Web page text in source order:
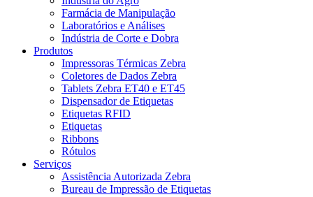
Farmácia de Manipulação
Laboratórios e Análises
Indústria de Corte e Dobra
Produtos
Impressoras Térmicas Zebra
Coletores de Dados Zebra
Tablets Zebra ET40 e ET45
Dispensador de Etiquetas
Etiquetas RFID
Etiquetas
Ribbons
Rótulos
Serviços
Assistência Autorizada Zebra
Bureau de Impressão de Etiquetas